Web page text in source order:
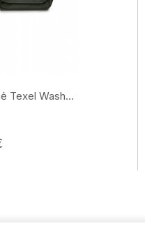
Texel Wash...